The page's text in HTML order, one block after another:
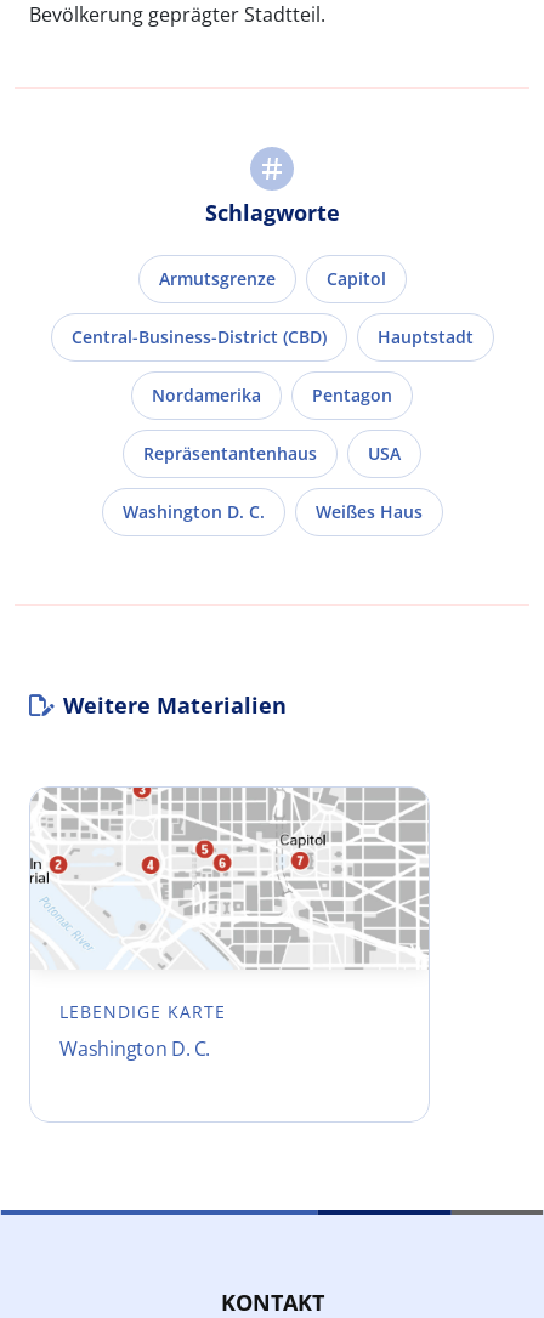
Bevölkerung geprägter Stadtteil.
Schlagworte
Armutsgrenze Capitol
Central-Business-District (CBD) Hauptstadt
Nordamerika Pentagon
Repräsentantenhaus USA
Washington D. C. Weißes Haus
Weitere Materialien
LEBENDIGE KARTE
Washington D. C.
KONTAKT